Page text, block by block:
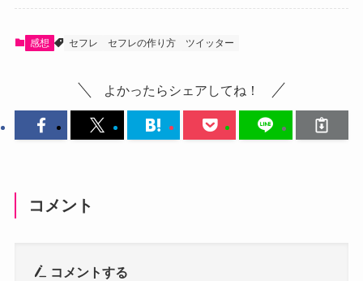
感想 セフレ セフレの作り方 ツイッター
よかったらシェアしてね！
コメント
コメントする